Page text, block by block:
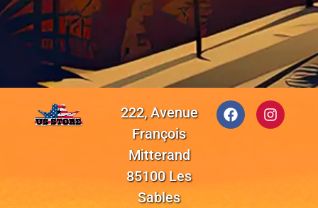
222, Avenue
François
Mitterand
85100 Les
Sables